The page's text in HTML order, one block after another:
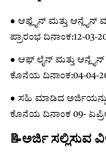
● ಆಫ್ಲೈನ್ ಮತ್ತು ಆನ್ಲೈನ್
ಪ್ರಾರಂಭ ದಿನಾಂಕ:12-03-
● ಆಫ್ ಲೈನ್ ಮತ್ತು
ಕೊನೆಯ ದಿನಾಂಕ:04-04-
● ಸಹಿ ಮಾಡಿದ ಅರ್ಜಿಯನ್ನು
ಕೊನೆಯ ದಿನಾಂಕ 09-
📝ಅರ್ಜಿ ಸಲ್ಲಿಸುವ